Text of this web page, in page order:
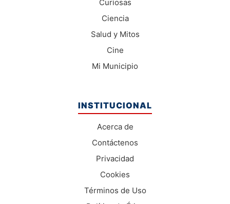
Curiosas
Ciencia
Salud y Mitos
Cine
Mi Municipio
INSTITUCIONAL
Acerca de
Contáctenos
Privacidad
Cookies
Términos de Uso